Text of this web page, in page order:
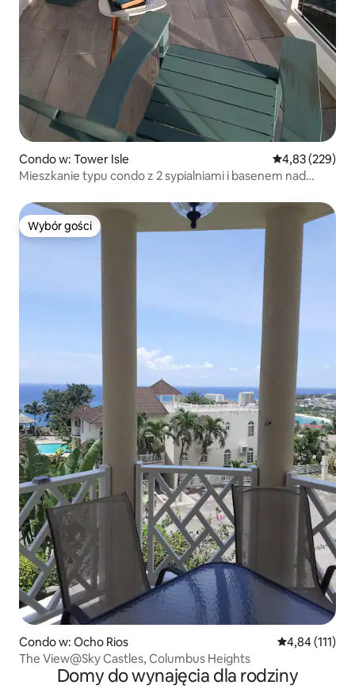
Condo w: Tower Isle Średnia
4,83 (229)
Mieszkanie typu condo z 2 sypialniami i basenem nad
Wybór gości
Wybór gości
Condo w: Ocho Rios Średnia
4,84 (111)
The View@Sky Castles, Columbus Heights
Domy do wynajęcia dla rodziny